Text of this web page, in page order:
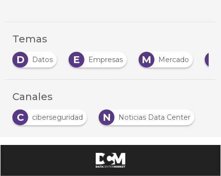
Temas
E
Empresas M Mercado N Negocio
Canales
C
ciberseguridad N Noticias Data Center